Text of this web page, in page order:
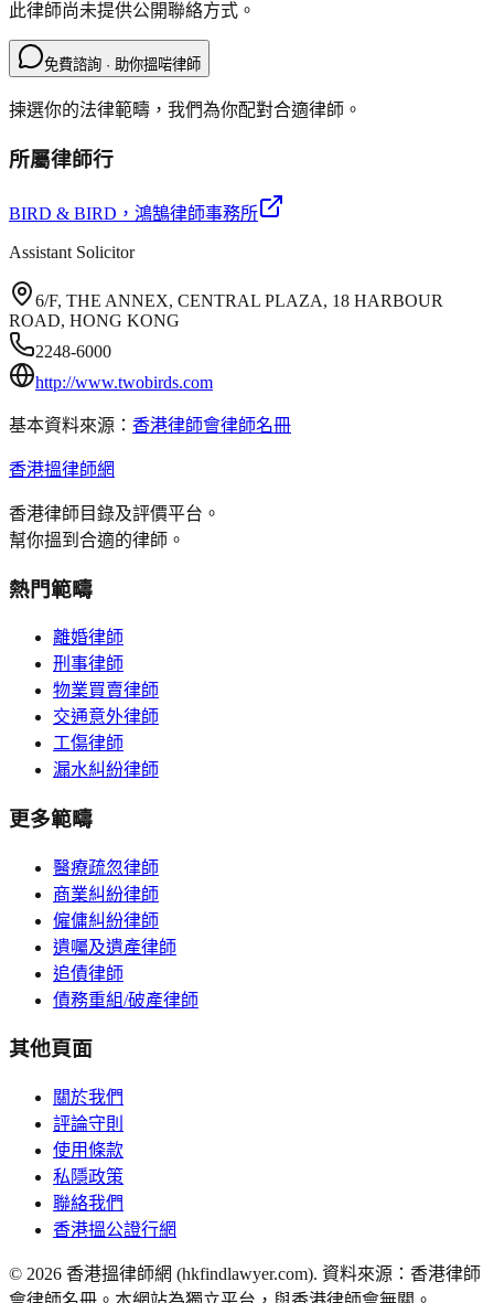
此律師尚未提供公開聯絡方式。
免費諮詢 · 助你搵啱律師
揀選你的法律範疇，我們為你配對合適律師。
所屬律師行
BIRD & BIRD ，鴻鵠律師事務所
Assistant Solicitor
6/F, THE ANNEX, CENTRAL PLAZA, 18 HARBOUR
ROAD, HONG KONG
2248-6000
http://www.twobirds.com
基本資料來源： 香港律師會律師名冊
香港搵律師網
香港律師目錄及評價平台。
幫你搵到合適的律師。
熱門範疇
離婚律師
刑事律師
物業買賣律師
交通意外律師
工傷律師
漏水糾紛律師
更多範疇
醫療疏忽律師
商業糾紛律師
僱傭糾紛律師
遺囑及遺產律師
追債律師
債務重組/破產律師
其他頁面
關於我們
評論守則
使用條款
私隱政策
聯絡我們
香港搵公證行網
© 2026 香港搵律師網 (hkfindlawyer.com). 資料來源：香港律師